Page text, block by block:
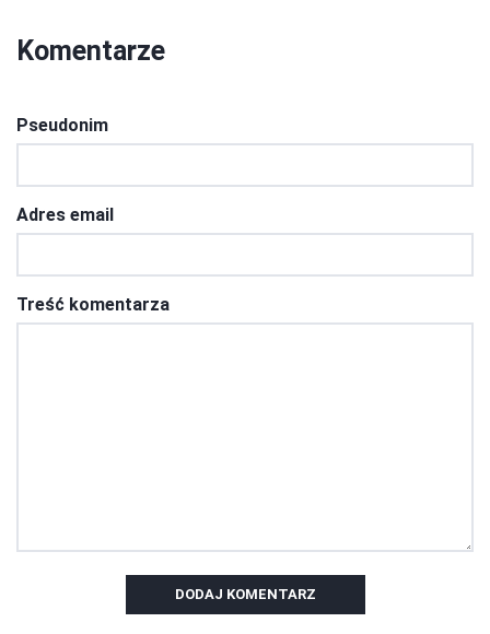
Komentarze
Pseudonim
Adres email
Treść komentarza
DODAJ KOMENTARZ